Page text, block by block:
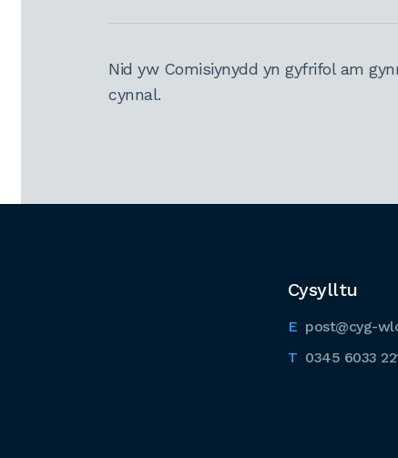
Nid yw Comisiynydd yn gyfrifol am
cynnal.
Cysylltu
post@cyg-
0345 6033